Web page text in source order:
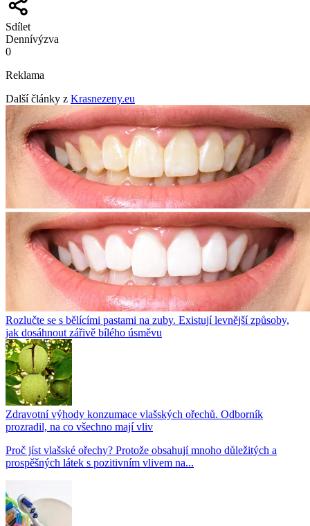
Sdílet
Dennívýzva
0
Reklama
Další články z Krasnezeny.eu
Rozlučte se s bělícími pastami na zuby. Existují levnější způsoby,
jak dosáhnout zářivě bílého úsměvu
Zdravotní výhody konzumace vlašských ořechů. Odborník
prozradil, na co všechno mají vliv
Proč jíst vlašské ořechy? Protože obsahují mnoho důležitých a
prospěšných látek s pozitivním vlivem na...